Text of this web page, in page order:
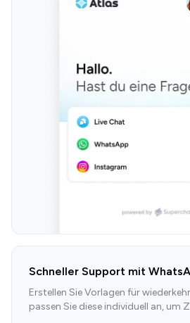
Schneller Support mit
Erstellen Sie Vorlagen für
passen Sie diese individuell an, um